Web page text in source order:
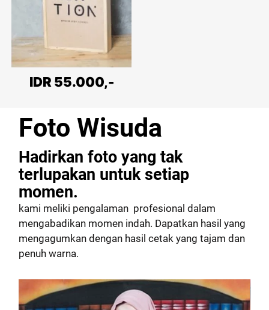
IDR 55.000,-
Foto Wisuda
Hadirkan foto yang tak
terlupakan untuk setiap
momen.
kami meliki pengalaman profesional dalam
mengabadikan momen indah. Dapatkan hasil yang
mengagumkan dengan hasil cetak yang tajam dan
penuh warna.